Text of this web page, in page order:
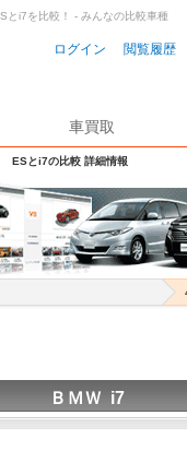
ログイン 閲覧履歴
車買取
ESとi7の比較 詳細情報
とi7を比較！ - みんなの比較車種
ＢＭＷ i7